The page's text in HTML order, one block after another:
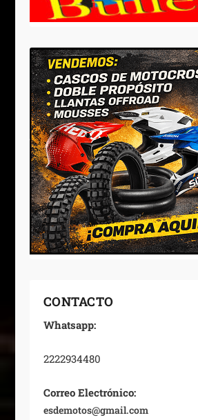
CONTACTO
Whatsapp:
2222934480
Correo Electrónico:
esdemotos@gmail.com